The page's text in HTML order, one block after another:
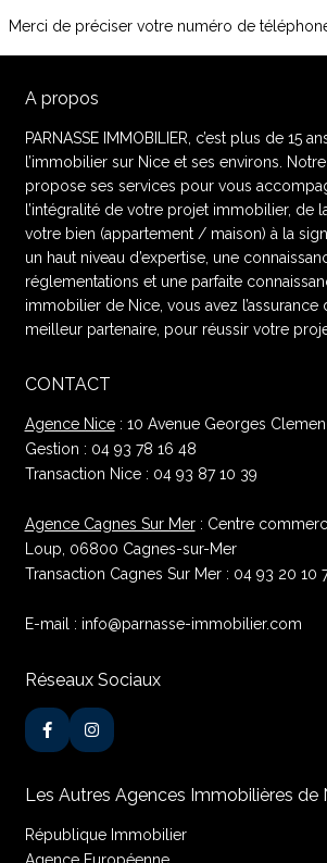
Merci de préciser votre numéro de
A propos
PARNASSE IMMOBILIER, c’est plus de 15
l’immobilier sur Nice et ses environs.
propose ses services pour vous
l’intégralité de votre projet immobilier, de
votre bien (appartement / maison) à la
un haut niveau d’expertise, une
réglementations et une parfaite
immobilier de Nice, vous avez l’assurance
meilleur partenaire, pour réussir votre
CONTACT
Agence Nice: 10 Avenue Georges
Gestion : 04 93 78 16 48
Transaction Nice : 04 93 87 10 39
Agence Cagnes Sur Mer: Centre
Loup, 06800 Cagnes-sur-Mer
Transaction Cagnes Sur Mer : 04 93 20 10
E-mail : info@parnasse-immobilier.com
Réseaux Sociaux
Les Autres Agences Immobilières de
République Immobilier